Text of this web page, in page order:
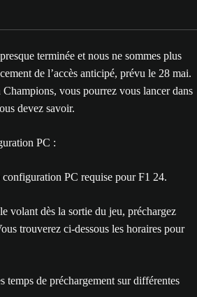
terminée et nous ne sommes plus
de l’accès anticipé, prévu le 28 mai.
vous pourrez vous lancer dans
devez savoir.
PC :
volant dès la sortie du jeu, préchargez
trouverez ci-dessous les horaires pour